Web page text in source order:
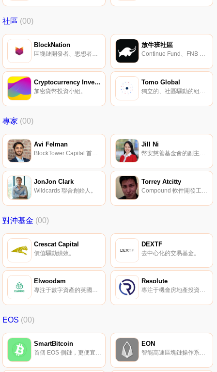
社區 (00)
BlockNation
區塊鏈開發者、思想者、投資者的社區。
放牛班社區
Continue Fund、FNB Capital 與數字貨幣愛好者自建的平臺。
Cryptocurrency Investing
加密貨幣投資小組。
Tomo Global
獨立的、社區驅動的組織。
專家 (00)
Avi Felman
BlockTower Capital 首席交易員。
Jill Ni
幣安慈善基金會的副主任。
JonJon Clark
Wildcards 聯合創始人。
Torrey Atcitty
Compound 軟件開發工程師。
對沖基金 (00)
Crescat Capital
價值驅動績效。
DEXTF
去中心化的交易基金。
Elwoodam
專注于數字資產的英國投資公司。
Resolute
專注于機會房地產投資和區塊鏈。
EOS (00)
SmartBitcoin
首個 EOS 側鏈，更便宜的 DApp 開發平臺。
EON
智能高速區塊鏈操作系統。